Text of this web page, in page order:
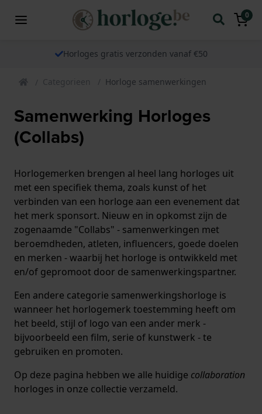
0
Horloges gratis verzonden vanaf €50
Categorieen Horloge samenwerkingen
Samenwerking Horloges
(Collabs)
Horlogemerken brengen al heel lang horloges uit
met een specifiek thema, zoals kunst of het
verbinden van een horloge aan een evenement dat
het merk sponsort. Nieuw en in opkomst zijn de
zogenaamde "Collabs" - samenwerkingen met
beroemdheden, atleten, influencers, goede doelen
en merken - waarbij het horloge is ontwikkeld met
en/of gepromoot door de samenwerkingspartner.
Een andere categorie samenwerkingshorloge is
wanneer het horlogemerk toestemming heeft om
het beeld, stijl of logo van een ander merk -
bijvoorbeeld een film, serie of kunstwerk - te
gebruiken en promoten.
Op deze pagina hebben we alle huidige collaboration
horloges in onze collectie verzameld.